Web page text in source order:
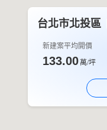
台北市北投區
新建案平均開價
133.00萬/坪